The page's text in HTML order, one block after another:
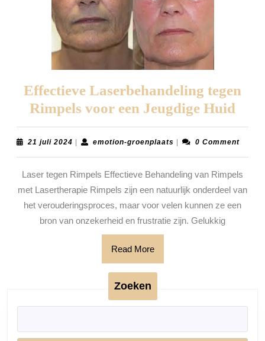
Effectieve Laserbehandeling tegen
Rimpels voor een Jeugdige Huid
voor
een
21 juli 2024 21
| emotion-groenplaatsemotion-
| 0 Comment
Laser tegen Rimpels Effectieve Behandeling van Rimpels
met Lasertherapie Rimpels zijn een natuurlijk onderdeel van
het verouderingsproces, maar voor velen kunnen ze een
bron van onzekerheid en frustratie zijn. Gelukkig
Read MoreRead
More
Zoeken